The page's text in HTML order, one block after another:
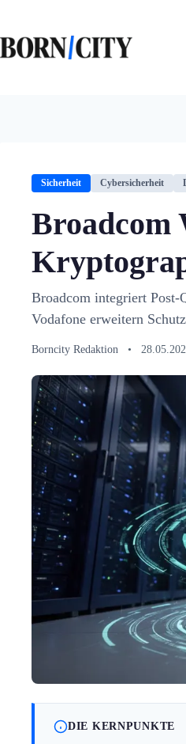
springen
Sicherheit Cybersicherheit
Broadcom
Broadcom integriert Post-
Vodafone erweitern
Borncity Redaktion •
DIE KERNPUNKTE